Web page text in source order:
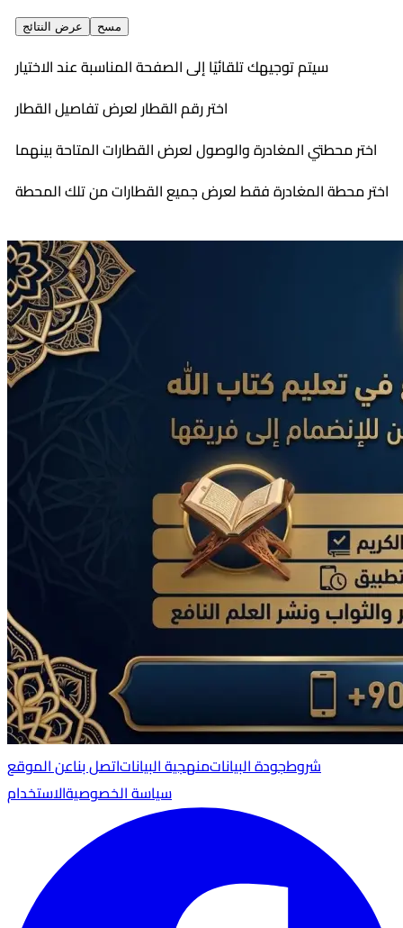
عرض النتائج مسح
سيتم توجيهك تلقائيًا إلى الصفحة المناسبة عند الاختيار
اختر رقم القطار لعرض تفاصيل القطار
اختر محطتي المغادرة والوصول لعرض القطارات المتاحة بينهما
اختر محطة المغادرة فقط لعرض جميع القطارات من تلك المحطة
عن الموقعاتصل بنامنهجية البياناتجودة البياناتشروط
الاستخدامسياسة الخصوصية